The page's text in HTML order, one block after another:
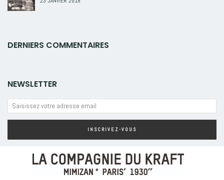
DERNIERS COMMENTAIRES
NEWSLETTER